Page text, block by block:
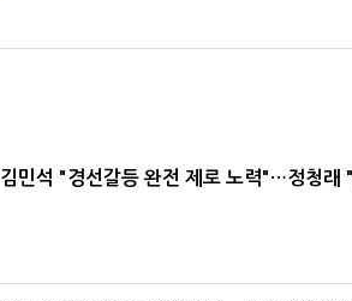
김민석 "경선갈등 완전 제로 노력"…정청래